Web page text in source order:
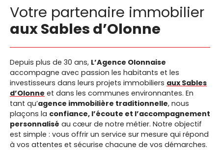
Votre partenaire immobilier
aux Sables d’Olonne
Depuis plus de 30 ans, L’Agence Olonnaise
accompagne avec passion les habitants et les
investisseurs dans leurs projets immobiliers auxSables
d’Olonne et dans les communes environnantes. En
tant qu’agence immobilière traditionnelle, nous
plaçons la confiance, l’écoute et l’accompagnement
personnalisé au cœur de notre métier. Notre objectif
est simple : vous offrir un service sur mesure qui répond
à vos attentes et sécurise chacune de vos démarches.